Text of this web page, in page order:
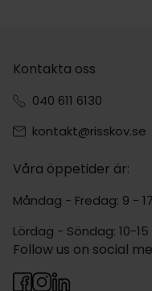
Kontakta oss
040 611 6130
kontakt@risskov.se
Våra öppetider är:
Måndag - Fredag: 9 - 17
Lördag - Söndag: 10-15
Follow us on social